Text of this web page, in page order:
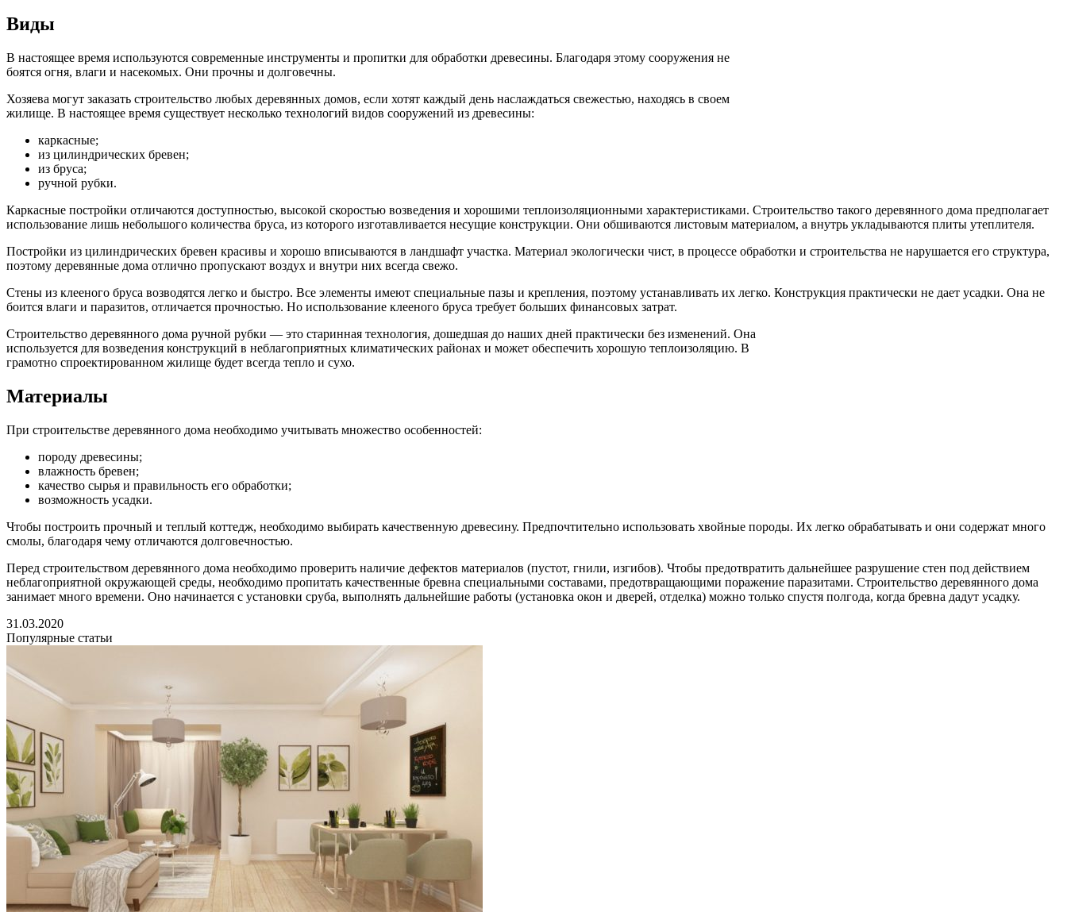
Виды
В настоящее время используются современные инструменты и пропитки для обработки древесины. Благодаря этому сооружения не
боятся огня, влаги и насекомых. Они прочны и долговечны.
Хозяева могут заказать строительство любых деревянных домов, если хотят каждый день наслаждаться свежестью, находясь в своем
жилище. В настоящее время существует несколько технологий видов сооружений из древесины:
каркасные;
из цилиндрических бревен;
из бруса;
ручной рубки.
Каркасные постройки отличаются доступностью, высокой скоростью возведения и хорошими теплоизоляционными характеристиками. Строительство такого деревянного дома предполагает
использование лишь небольшого количества бруса, из которого изготавливается несущие конструкции. Они обшиваются листовым материалом, а внутрь укладываются плиты утеплителя.
Постройки из цилиндрических бревен красивы и хорошо вписываются в ландшафт участка. Материал экологически чист, в процессе обработки и строительства не нарушается его структура,
поэтому деревянные дома отлично пропускают воздух и внутри них всегда свежо.
Стены из клееного бруса возводятся легко и быстро. Все элементы имеют специальные пазы и крепления, поэтому устанавливать их легко. Конструкция практически не дает усадки. Она не
боится влаги и паразитов, отличается прочностью. Но использование клееного бруса требует больших финансовых затрат.
Строительство деревянного дома ручной рубки — это старинная технология, дошедшая до наших дней практически без изменений. Она
используется для возведения конструкций в неблагоприятных климатических районах и может обеспечить хорошую теплоизоляцию. В
грамотно спроектированном жилище будет всегда тепло и сухо.
Материалы
При строительстве деревянного дома необходимо учитывать множество особенностей:
породу древесины;
влажность бревен;
качество сырья и правильность его обработки;
возможность усадки.
Чтобы построить прочный и теплый коттедж, необходимо выбирать качественную древесину. Предпочтительно использовать хвойные породы. Их легко обрабатывать и они содержат много
смолы, благодаря чему отличаются долговечностью.
Перед строительством деревянного дома необходимо проверить наличие дефектов материалов (пустот, гнили, изгибов). Чтобы предотвратить дальнейшее разрушение стен под действием
неблагоприятной окружающей среды, необходимо пропитать качественные бревна специальными составами, предотвращающими поражение паразитами. Строительство деревянного дома
занимает много времени. Оно начинается с установки сруба, выполнять дальнейшие работы (установка окон и дверей, отделка) можно только спустя полгода, когда бревна дадут усадку.
31.03.2020
Популярные статьи